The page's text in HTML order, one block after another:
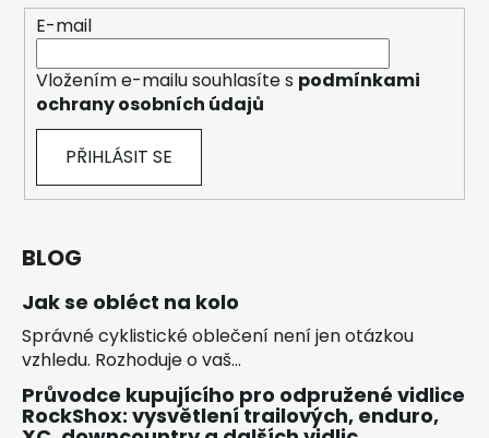
E-mail
Vložením e-mailu souhlasíte s podmínkami
ochrany osobních údajů
PŘIHLÁSIT SE
BLOG
Jak se obléct na kolo
Správné cyklistické oblečení není jen otázkou
vzhledu. Rozhoduje o vaš...
Průvodce kupujícího pro odpružené vidlice
RockShox: vysvětlení trailových, enduro,